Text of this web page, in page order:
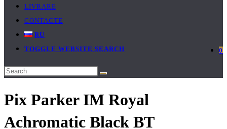
LIVRARE
CONTACTE
RU
0
TOGGLE WEBSITE SEARCH
Pix Parker IM Royal
Achromatic Black BT